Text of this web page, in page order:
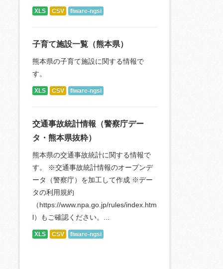
XLS CSV fiware-ngsi
子育て施設一覧（熊本県）
熊本県の子育て施設に関する情報で
す。
XLS CSV fiware-ngsi
交通事故統計情報（警察庁デー
タ・熊本県抜粋）
熊本県の交通事故統計に関する情報で
す。 ※交通事故統計情報のオープンデ
ータ（警察庁）を加工して作成 ※デー
タの利用規約
（https://www.npa.go.jp/rules/index.htm
l）もご確認ください。...
XLS CSV fiware-ngsi